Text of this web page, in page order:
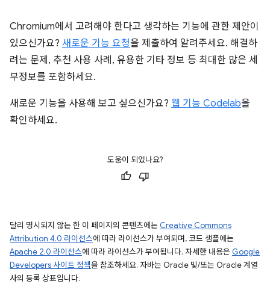
Chromium에서 고려해야 한다고 생각하는 기능에 관한 제안이
있으신가요? 새로운 기능 요청을 제출하여 알려주세요. 해결하
려는 문제, 추천 사용 사례, 유용한 기타 정보 등 최대한 많은 세
부정보를 포함하세요.
새로운 기능을 사용해 보고 싶으신가요? 웹 기능 Codelab을
확인하세요.
도움이 되었나요?
달리 명시되지 않는 한 이 페이지의 콘텐츠에는 Creative Commons
Attribution 4.0 라이선스에 따라 라이선스가 부여되며, 코드 샘플에는
Apache 2.0 라이선스에 따라 라이선스가 부여됩니다. 자세한 내용은 Google
Developers 사이트 정책을 참조하세요. 자바는 Oracle 및/또는 Oracle 계열
사의 등록 상표입니다.